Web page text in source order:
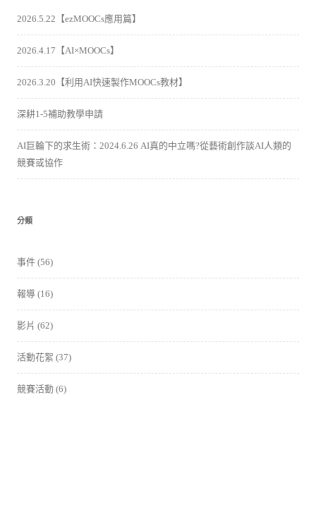
2026.5.22【ezMOOCs應用篇】
2026.4.17【AI×MOOCs】
2026.3.20【利用AI快速製作MOOCs教材】
深耕1-5補助教學申請
AI巨輪下的求生術：2024.6.26 AI真的中立嗎?從藝術創作談AI人類的
競賽或協作
分類
事件 (56)
報導 (16)
影片 (62)
活動花絮 (37)
競賽活動 (6)